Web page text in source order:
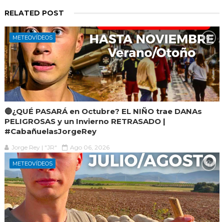
RELATED POST
METEOVÍDEOS
🔴¿QUÉ PASARÁ en Octubre? EL NIÑO trae DANAs
PELIGROSAS y un Invierno RETRASADO |
#CabañuelasJorgeRey
Jorge Rey | "JR" Ago 06, 2026
METEOVÍDEOS